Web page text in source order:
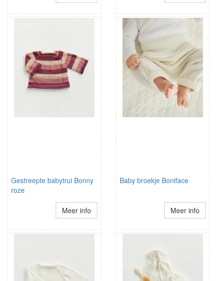
Gestreepte babytrui Bonny
roze
Meer info
Baby broekje Boniface
Meer info